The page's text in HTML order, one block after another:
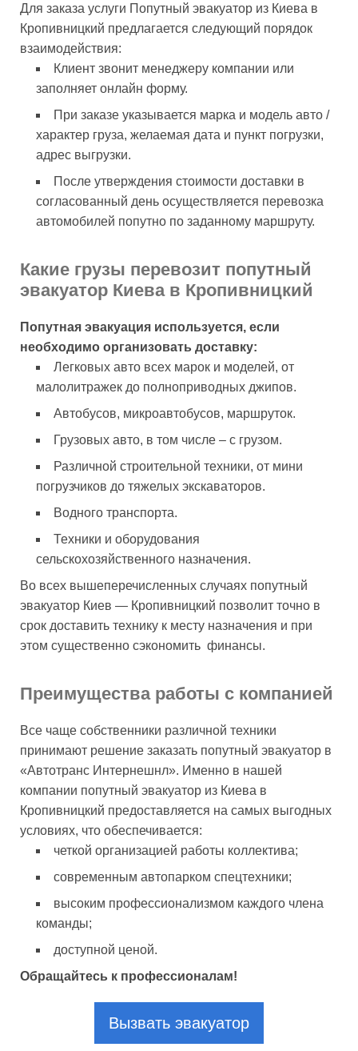
Для заказа услуги Попутный эвакуатор из Киева в
Кропивницкий предлагается следующий порядок
взаимодействия:
Клиент звонит менеджеру компании или
заполняет онлайн форму.
При заказе указывается марка и модель авто /
характер груза, желаемая дата и пункт погрузки,
адрес выгрузки.
После утверждения стоимости доставки в
согласованный день осуществляется перевозка
автомобилей попутно по заданному маршруту.
Какие грузы перевозит попутный
эвакуатор Киева в Кропивницкий
Попутная эвакуация используется, если
необходимо организовать доставку:
Легковых авто всех марок и моделей, от
малолитражек до полноприводных джипов.
Автобусов, микроавтобусов, маршруток.
Грузовых авто, в том числе – с грузом.
Различной строительной техники, от мини
погрузчиков до тяжелых экскаваторов.
Водного транспорта.
Техники и оборудования
сельскохозяйственного назначения.
Во всех вышеперечисленных случаях попутный
эвакуатор Киев — Кропивницкий позволит точно в
срок доставить технику к месту назначения и при
этом существенно сэкономить финансы.
Преимущества работы с компанией
Все чаще собственники различной техники
принимают решение заказать попутный эвакуатор в
«Автотранс Интернешнл». Именно в нашей
компании попутный эвакуатор из Киева в
Кропивницкий предоставляется на самых выгодных
условиях, что обеспечивается:
четкой организацией работы коллектива;
современным автопарком спецтехники;
высоким профессионализмом каждого члена
команды;
доступной ценой.
Обращайтесь к профессионалам!
Вызвать эвакуатор